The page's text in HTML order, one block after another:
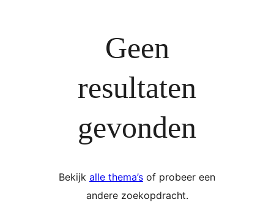
Geen
resultaten
gevonden
Bekijk alle thema’s of probeer een
andere zoekopdracht.